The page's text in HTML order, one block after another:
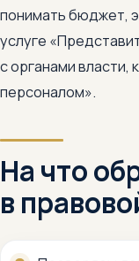
понимать бюджет,
услуге
с органами власти,
персоналом».
На что
в